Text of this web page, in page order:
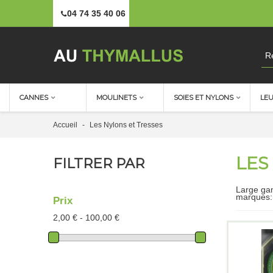
04 74 35 40 06
CANNES MOULINETS SOIES ET NYLONS
Accueil - Les Nylons et Tresses
FILTRER PAR
Prix
2,00 € - 100,00 €
Large